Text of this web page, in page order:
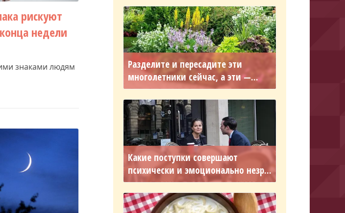
рискуют
недели
знаками людям
Разделите и пересадите эти
многолетники сейчас, а эти —...
Какие поступки совершают
психически и эмоционально незр...